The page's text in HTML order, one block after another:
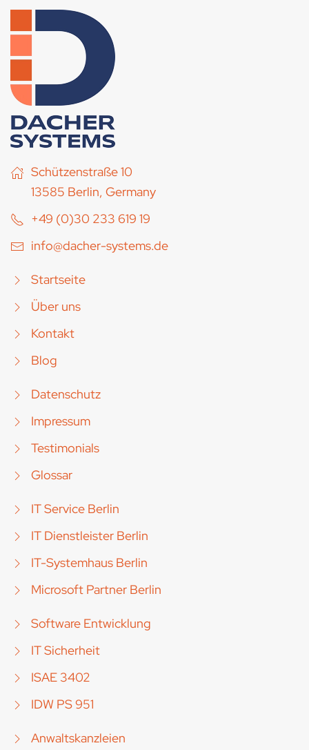
Schützenstraße 10
13585 Berlin, Germany
+49 (0)30 233 619 19
info@dacher-systems.de
Startseite
Über uns
Kontakt
Blog
Datenschutz
Impressum
Testimonials
Glossar
IT Service Berlin
IT Dienstleister Berlin
IT-Systemhaus Berlin
Microsoft Partner Berlin
Software Entwicklung
IT Sicherheit
ISAE 3402
IDW PS 951
Anwaltskanzleien